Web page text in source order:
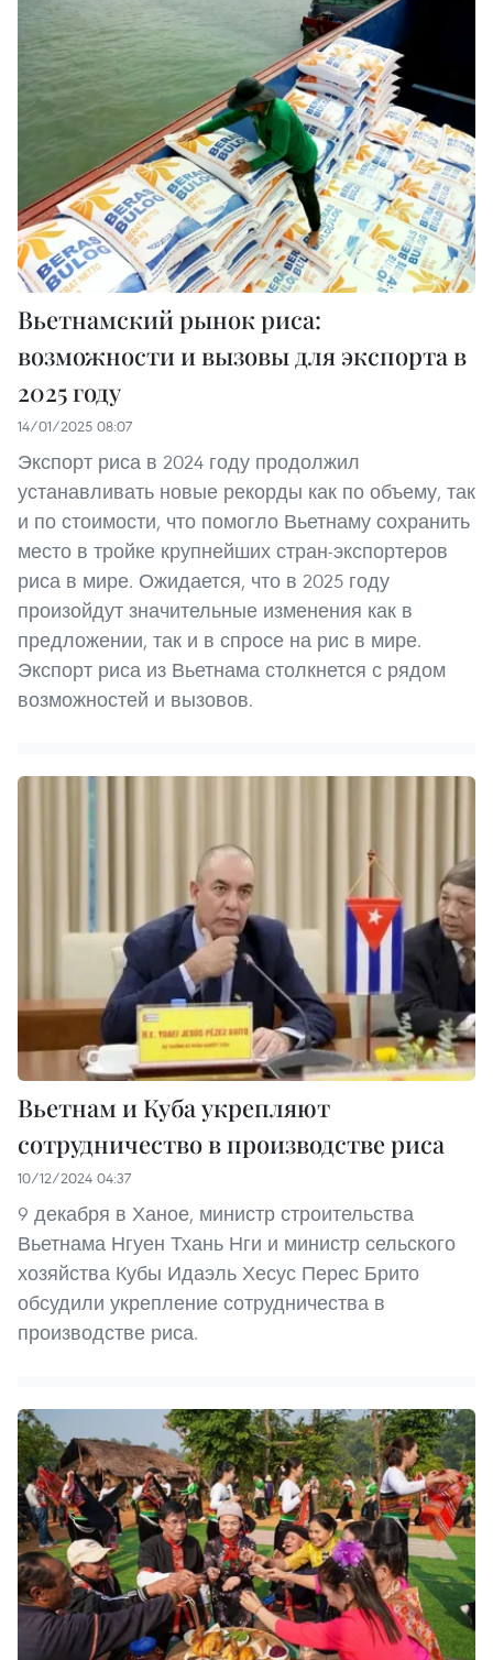
Вьетнамский рынок риса:
возможности и вызовы для экспорта в
2025 году
14/01/2025 08:07
Экспорт риса в 2024 году продолжил
устанавливать новые рекорды как по объему, так
и по стоимости, что помогло Вьетнаму сохранить
место в тройке крупнейших стран-экспортеров
риса в мире. Ожидается, что в 2025 году
произойдут значительные изменения как в
предложении, так и в спросе на рис в мире.
Экспорт риса из Вьетнама столкнется с рядом
возможностей и вызовов.
Вьетнам и Куба укрепляют
сотрудничество в производстве риса
10/12/2024 04:37
9 декабря в Ханое, министр строительства
Вьетнама Нгуен Тхань Нги и министр сельского
хозяйства Кубы Идаэль Хесус Перес Брито
обсудили укрепление сотрудничества в
производстве риса.